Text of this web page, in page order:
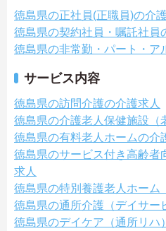
徳島県の正社員(正職員)の介
徳島県の契約社員・嘱託社員
徳島県の非常勤・パート・ア
サービス内容
徳島県の訪問介護の介護求人
徳島県の介護老人保健施設（
徳島県の有料老人ホームの介
徳島県のサービス付き高齢者
求人
徳島県の特別養護老人ホーム
徳島県の通所介護（デイサー
徳島県のデイケア（通所リハ